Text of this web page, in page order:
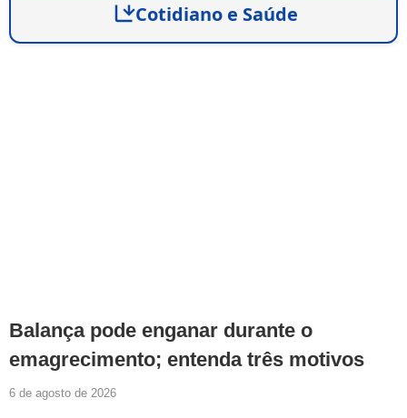
Cotidiano e Saúde
Balança pode enganar durante o
emagrecimento; entenda três motivos
6 de agosto de 2026